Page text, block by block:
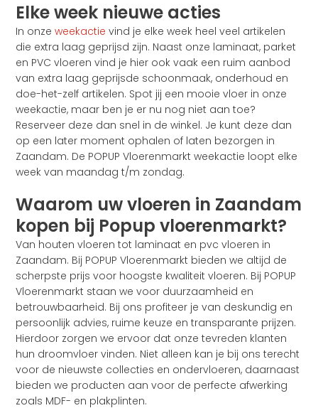
Elke week nieuwe acties
In onze weekactie vind je elke week heel veel artikelen
die extra laag geprijsd zijn. Naast onze laminaat, parket
en PVC vloeren vind je hier ook vaak een ruim aanbod
van extra laag geprijsde schoonmaak, onderhoud en
doe-het-zelf artikelen. Spot jij een mooie vloer in onze
weekactie, maar ben je er nu nog niet aan toe?
Reserveer deze dan snel in de winkel. Je kunt deze dan
op een later moment ophalen of laten bezorgen in
Zaandam. De POPUP Vloerenmarkt weekactie loopt elke
week van maandag t/m zondag.
Waarom uw vloeren in Zaandam
kopen bij Popup vloerenmarkt?
Van houten vloeren tot laminaat en pvc vloeren in
Zaandam. Bij POPUP Vloerenmarkt bieden we altijd de
scherpste prijs voor hoogste kwaliteit vloeren. Bij POPUP
Vloerenmarkt staan we voor duurzaamheid en
betrouwbaarheid. Bij ons profiteer je van deskundig en
persoonlijk advies, ruime keuze en transparante prijzen.
Hierdoor zorgen we ervoor dat onze tevreden klanten
hun droomvloer vinden. Niet alleen kan je bij ons terecht
voor de nieuwste collecties en ondervloeren, daarnaast
bieden we producten aan voor de perfecte afwerking
zoals MDF- en plakplinten.